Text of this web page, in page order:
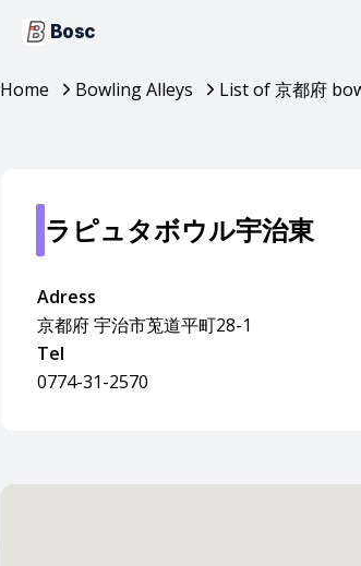
Bosc
Home Bowling Alleys List of 京都府
ラピュタボウル宇治東
Adress
京都府 宇治市莵道平町28-1
Tel
0774-31-2570